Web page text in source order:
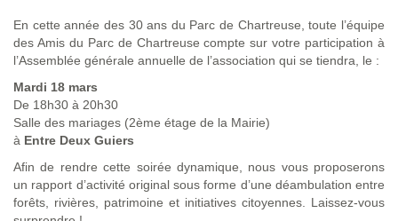
En cette année des 30 ans du Parc de Chartreuse, toute l’équipe
des Amis du Parc de Chartreuse compte sur votre participation à
l’Assemblée générale annuelle de l’association qui se tiendra, le :
Mardi 18 mars
De 18h30 à 20h30
Salle des mariages (2ème étage de la Mairie)
à Entre Deux Guiers
Afin de rendre cette soirée dynamique, nous vous proposerons
un rapport d’activité original sous forme d’une déambulation entre
forêts, rivières, patrimoine et initiatives citoyennes. Laissez-vous